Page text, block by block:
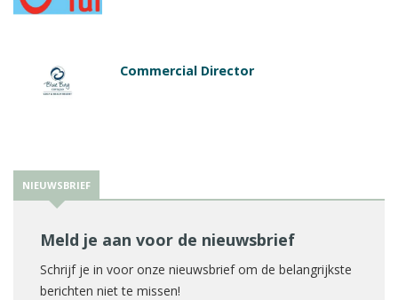
Commercial Director
NIEUWSBRIEF
Meld je aan voor de nieuwsbrief
Schrijf je in voor onze nieuwsbrief om de belangrijkste
berichten niet te missen!